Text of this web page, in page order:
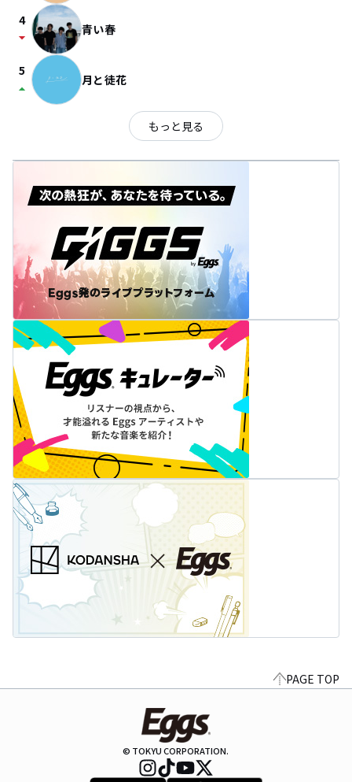
4
arrow_drop_down 青い春
5
arrow_drop_up 月と徒花
もっと見る
PAGE TOP
© TOKYU CORPORATION.